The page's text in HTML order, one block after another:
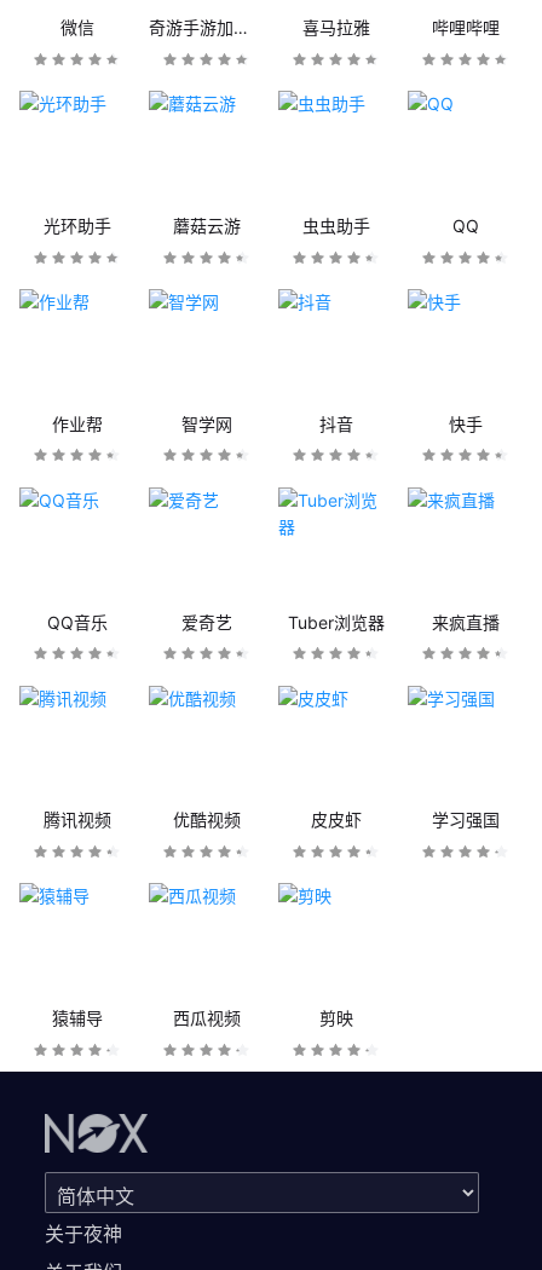
微信 奇游手游加速器 喜马拉雅 哔哩哔哩
光环助手 蘑菇云游 虫虫助手 QQ
作业帮 智学网 抖音 快手
QQ音乐 爱奇艺 Tuber浏览器 来疯直播
腾讯视频 优酷视频 皮皮虾 学习强国
猿辅导 西瓜视频 剪映
关于夜神